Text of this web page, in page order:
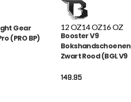
Gear
(PRO BP)
12 OZ14 OZ16 OZ
Booster V9
Bokshandschoenen
Zwart Rood (BGL V9
149.95